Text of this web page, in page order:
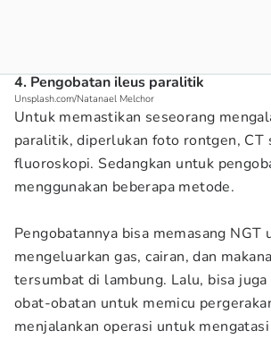
4. Pengobatan ileus paralitik
Unsplash.com/Natanael Melchor
Untuk memastikan seseorang
paralitik, diperlukan foto rontgen, CT
fluoroskopi. Sedangkan untuk
menggunakan beberapa metode.
Pengobatannya bisa memasang NGT
mengeluarkan gas, cairan, dan
tersumbat di lambung. Lalu, bisa
obat-obatan untuk memicu
menjalankan operasi untuk